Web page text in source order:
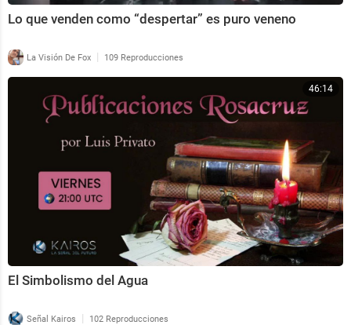
Lo que venden como “despertar” es puro veneno
La Visión De Fox | 109 Reproducciones
46:14
El Simbolismo del Agua
Señal Kairos | 102 Reproducciones